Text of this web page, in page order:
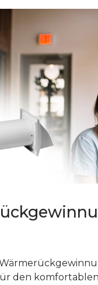
den komfortablen